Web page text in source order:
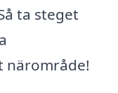
ta steget
närområde!